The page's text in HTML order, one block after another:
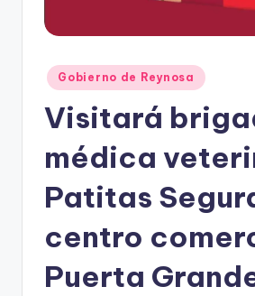
Publicado
en
Gobierno de Reynosa
Visitará
médica
Patitas
centro
Puerta